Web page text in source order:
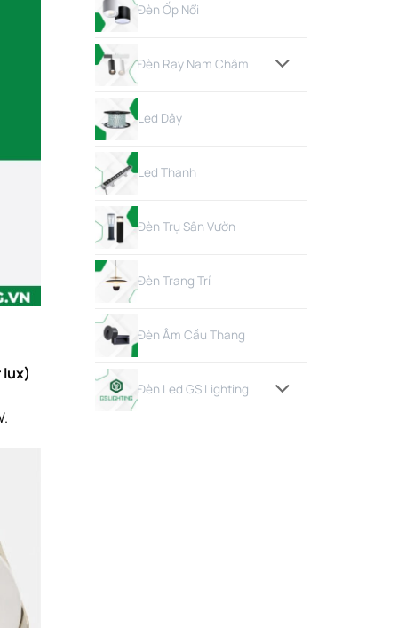
lux)
Đèn Ốp Nổi
Đèn Ray Nam Châm
Led Dây
Led Thanh
Đèn Trụ Sân Vườn
Đèn Trang Trí
Đèn Âm Cầu Thang
Đèn Led GS Lighting